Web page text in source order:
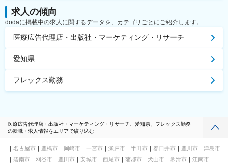
求人の傾向
dodaに掲載中の求人に関するデータを、カテゴリごとにご紹介します。
医療広告代理店・出版社・マーケティング・リサーチ
愛知県
フレックス勤務
医療広告代理店・出版社・マーケティング・リサーチ、愛知県、フレックス勤務
の転職・求人情報をエリアで絞り込む
名古屋市 豊橋市 岡崎市 一宮市 瀬戸市 半田市 春日井市 豊川市
津島市
碧南市
刈谷市 豊田市 安城市 西尾市 蒲郡市 犬山市 常滑市
江南市